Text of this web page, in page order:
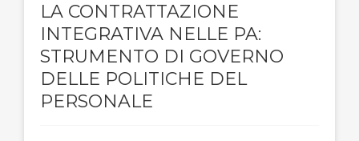
LA CONTRATTAZIONE
INTEGRATIVA NELLE PA:
STRUMENTO DI GOVERNO
DELLE POLITICHE DEL
PERSONALE